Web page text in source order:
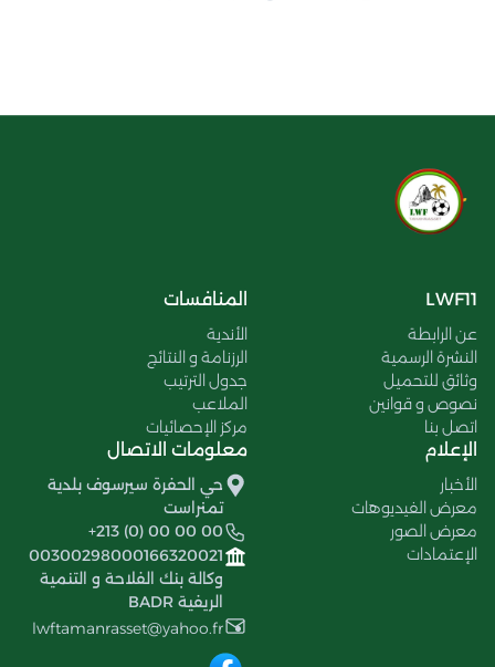
LWF11
عن الرابطة
النشرة الرسمية
وثائق للتحميل
نصوص و قوانين
اتصل بنا
المنافسات
الأندية
الرزنامة و النتائج
جدول الترتيب
الملاعب
مركز الإحصائيات
الإعلام
الأخبار
معرض الفيديوهات
معرض الصور
الإعتمادات
معلومات الاتصال
حي الحفرة سيرسوف بلدية
تمنراست
+213 (0) 00 00 00
00300298000166320021
وكالة بنك الفلاحة و التنمية
الريفية BADR
lwftamanrasset@yahoo.fr